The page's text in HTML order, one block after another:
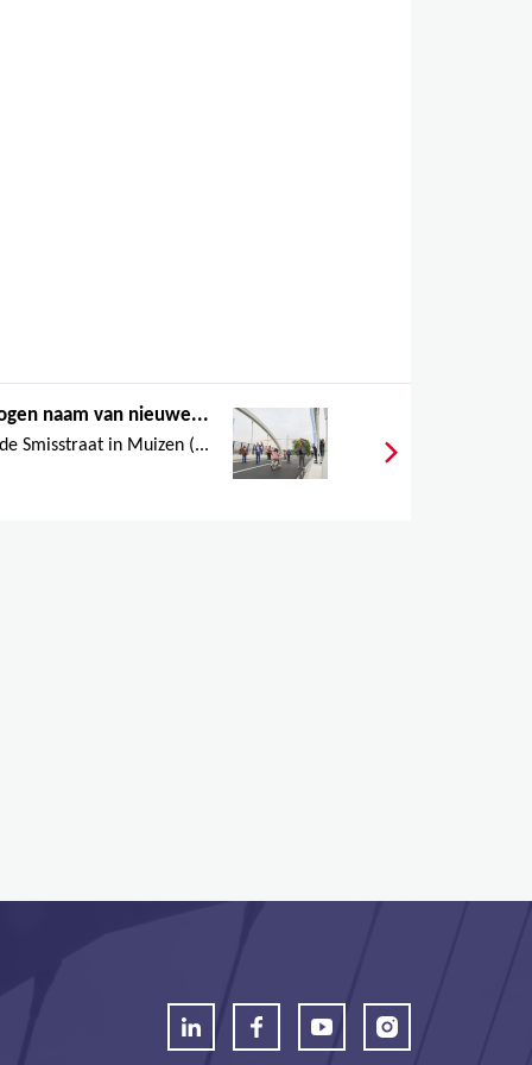
naam van nieuwe...
Smisstraat in Muizen (...